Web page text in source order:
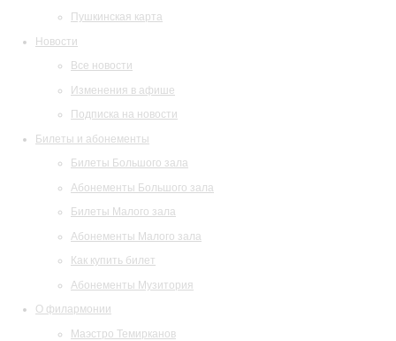
Пушкинская карта
Новости
Все новости
Изменения в афише
Подписка на новости
Билеты и абонементы
Билеты Большого зала
Абонементы Большого зала
Билеты Малого зала
Абонементы Малого зала
Как купить билет
Абонементы Музитория
О филармонии
Маэстро Темирканов